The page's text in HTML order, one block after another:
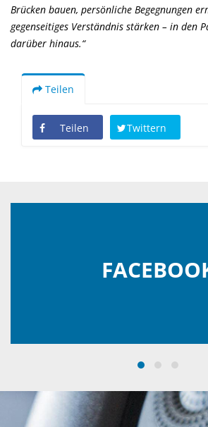
Brücken bauen, persönliche Begegnungen
gegenseitiges Verständnis stärken – in den
darüber hinaus.“
Teilen
Teilen Twittern